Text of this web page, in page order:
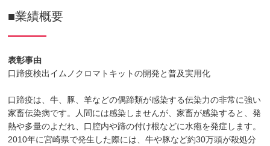
■業績概要
表彰事由
口蹄疫検出イムノクロマトキットの開発と普及実用化
口蹄疫は、牛、豚、羊などの偶蹄類が感染する伝染力の非常に強い
家畜伝染病です。人間には感染しませんが、家畜が感染すると、発
熱や多量のよだれ、口腔内や蹄の付け根などに水疱を発症します。
2010年に宮崎県で発生した際には、牛や豚など約30万頭が殺処分